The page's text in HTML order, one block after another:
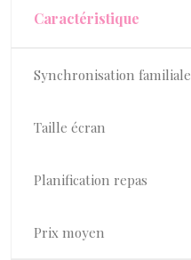
Caractéristique
Synchronisation familiale
Taille écran
Planification repas
Prix moyen